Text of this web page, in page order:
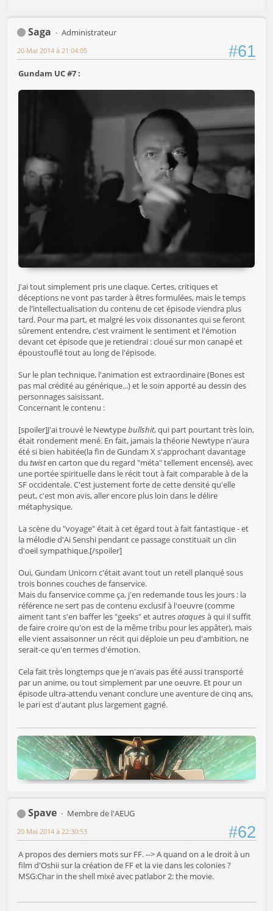
Saga Administrateur
#61
20 Mai 2014 à 21:04:05
Gundam UC #7 :
J'ai tout simplement pris une claque. Certes, critiques et
déceptions ne vont pas tarder à êtres formulées, mais le temps
de l'intellectualisation du contenu de cet épisode viendra plus
tard. Pour ma part, et malgré les voix dissonantes qui se feront
sûrement entendre, c'est vraiment le sentiment et l'émotion
devant cet épisode que je retiendrai : cloué sur mon canapé et
époustouflé tout au long de l'épisode.
Sur le plan technique, l'animation est extraordinaire (Bones est
pas mal crédité au générique...) et le soin apporté au dessin des
personnages saisissant.
Concernant le contenu :
[spoiler]J'ai trouvé le Newtypebullshit, qui part pourtant très loin,
était rondement mené. En fait, jamais la théorie Newtype n'aura
été si bien habitée(la fin de Gundam X s'approchant davantage
du twisten carton que du regard "méta" tellement encensé), avec
une portée spirituelle dans le récit tout à fait comparable à de la
SF occidentale. C'est justement forte de cette densité qu'elle
peut, c'est mon avis, aller encore plus loin dans le délire
métaphysique.
La scène du "voyage" était à cet égard tout à fait fantastique - et
la mélodie d'Ai Senshi pendant ce passage constituait un clin
d'oeil sympathique.[/spoiler]
Oui, Gundam Unicorn c'était avant tout un retell planqué sous
trois bonnes couches de fanservice.
Mais du fanservice comme ça, j'en redemande tous les jours : la
référence ne sert pas de contenu exclusif à l'oeuvre (comme
aiment tant s'en baffer les "geeks" et autresotaques à qui il suffit
de faire croire qu'on est de la même tribu pour les appâter), mais
elle vient assaisonner un récit qui déploie un peu d'ambition, ne
serait-ce qu'en termes d'émotion.
Cela fait très longtemps que je n'avais pas été aussi transporté
par un anime, ou tout simplement par une oeuvre. Et pour un
épisode ultra-attendu venant conclure une aventure de cinq ans,
le pari est d'autant plus largement gagné.
Spave Membre de l'AEUG
#62
20 Mai 2014 à 22:30:53
A propos des derniers mots sur FF. --> A quand on a le droit à un
film d'Oshii sur la création de FF et la vie dans les colonies ?
MSG:Char in the shell mixé avec patlabor 2: the movie.